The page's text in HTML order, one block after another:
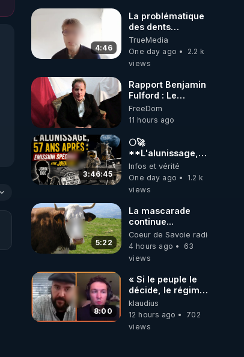
4:46
La problématique
des dents
dévitalisées et
des implants
TrueMedia
One day ago
2.2 k
views
Rapport Benjamin
Fulford : Le
leadership
occidental
dysfonctionnel
s’enfonce dans
une spirale
infernale tandis
que l’Arabie
saoudite
s’effondre – 3
https://
fulford-report-
dysfunctional-
western-
leadership-in-
saudi-arabia-
falls-august-3-
2026/
FreeDom
11 hours ago
3:46:45
🌕🚀
**L'alunissage,
57 ans après :
Émission spéciale
avec John Doe
Infos et vérité
One day ago
1.2 k
views
5:22
La mascarade
continue...
Coeur de Savoie radioweb TV
4 hours ago
63
views
8:00
« Si le peuple le
décide, le régime
peut tomber
demain ! »
klaudius
12 hours ago
702
views